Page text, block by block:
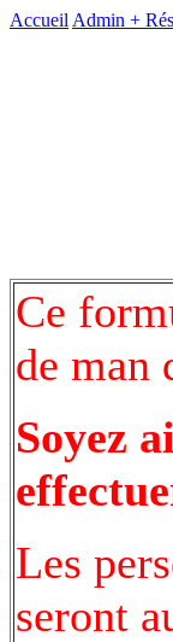
Accueil Admin +
Ce
de man
Soyez
Les
seront